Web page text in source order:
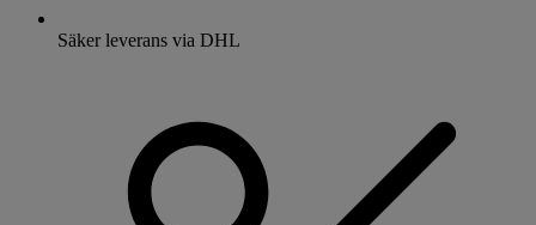
Säker leverans via DHL